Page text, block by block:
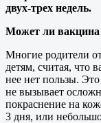
двух-трех недель.
Может ли вакцина
Многие родители
детям, считая, что
нее нет пользы.
не вызывает
покраснение на
3 дня, или